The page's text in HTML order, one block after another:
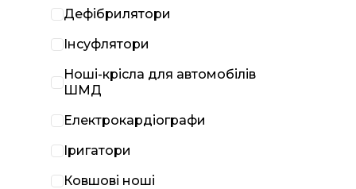
Дефібрилятори
Інсуфлятори
Ноші-крісла для автомобілів
ШМД
Електрокардіографи
Іригатори
Ковшові ноші